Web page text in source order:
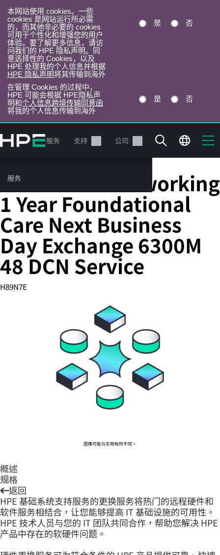
本网站使用 cookies。一些
cookies 是网站运行所必需
的，而其他非必要的 cookies
可用于个性化和增强您的用户
体验。要了解更多信息，请访
问我们的 HPE 隐私声明。同
意选择性的 Cookies，以及
HPE 处理我的个人信息并根据
HPE 隐私声明将其传输到海外
是 否
在管理 Cookies 的过程中，
HPE 可能会根据 HPE隐私声
明和个人信息跨境传输同意函
将我的个人信息传输到海外
是 否
转
到
目
录
产品 服务 支持 公司
服务
您的购物车目前是空的
立即购买
HPE Aruba Networking
1 Year Foundational
Care Next Business
Day Exchange 6300M
48 DCN Service
H89N7E
图像可能与实物有所不同。
概述
规格
返回
HPE 基础系统支持服务的更换服务将热门的远程硬件和
软件服务相结合，让您能够提高 IT 基础设施的可用性。
HPE 技术人员与您的 IT 团队共同合作，帮助您解决 HPE
产品中存在的软硬件问题。